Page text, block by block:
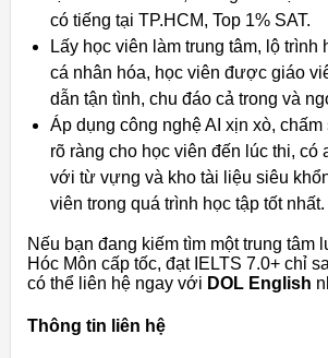
có tiếng tại TP.HCM, Top 1% SAT.
Lấy học viên làm trung tâm, lộ
cá nhân hóa, học viên được giáo
dẫn tận tình, chu đáo cả trong và
Áp dụng công nghệ AI xịn xò,
rõ ràng cho học viên đến lúc thi, có
với từ vựng và kho tài liệu siêu
viên trong quá trình học tập tốt nhất.
Nếu bạn đang kiếm tìm một trung tâm
Hóc Môn cấp tốc, đạt IELTS 7.0+ chỉ
có thể liên hệ ngay với DOL English
Thông tin liên hệ